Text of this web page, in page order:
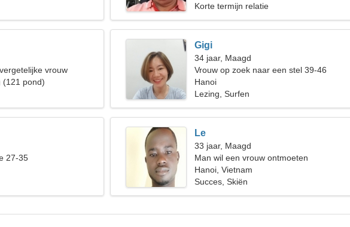
Korte termijn relatie
vrouw
(121 pond)
Gigi
34 jaar, Maagd
Vrouw op zoek naar een stel 39-46
Hanoi
Lezing, Surfen
27-35
Le
33 jaar, Maagd
Man wil een vrouw ontmoeten
Hanoi, Vietnam
Succes, Skiën